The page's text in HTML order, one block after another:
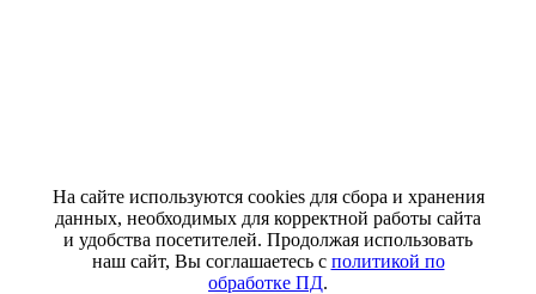
На сайте используются cookies для сбора и хранения
данных, необходимых для корректной работы сайта
и удобства посетителей. Продолжая использовать
наш сайт, Вы соглашаетесь с политикой по
обработке ПД.